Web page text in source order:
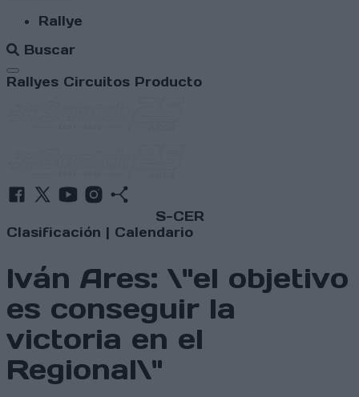
Rallye
Buscar
Abrir menú
Rallyes Circuitos Producto
S-CER
Clasificación | Calendario
Iván Ares: \"el objetivo
es conseguir la
victoria en el
Regional\"